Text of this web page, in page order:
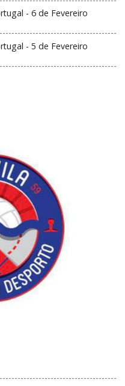
- 6 de Fevereiro
- 5 de Fevereiro